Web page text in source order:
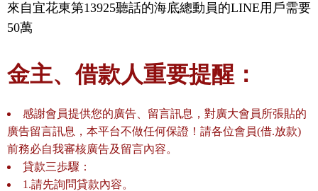
來自宜花東第13925聽話的海底總動員的LINE用戶需要
50萬
金主、借款人重要提醒：
感謝會員提供您的廣告、留言訊息，對廣大會員所張貼的
廣告留言訊息，本平台不做任何保證！請各位會員(借.放款)
前務必自我審核廣告及留言內容。
貸款三歩驟：
1.請先詢問貸款內容。